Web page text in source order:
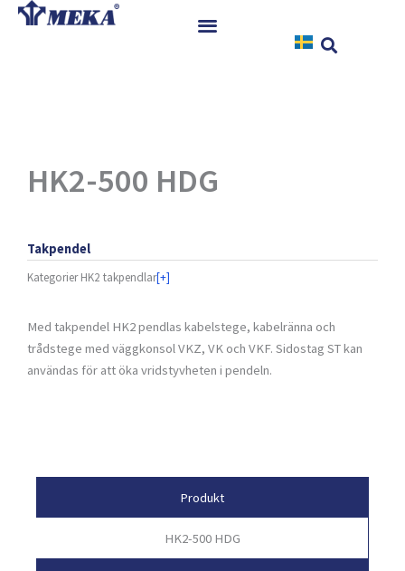
Hoppa
Nedladdningar
Kontakt
HK2-500 HDG
Takpendel
Kategorier HK2 takpendlar[+]
Med takpendel HK2 pendlas kabelstege, kabelränna och
trådstege med väggkonsol VKZ, VK och VKF. Sidostag ST kan
användas för att öka vridstyvheten i pendeln.
Produkt
HK2-500 HDG